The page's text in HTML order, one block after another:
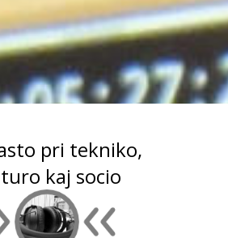
pri tekniko,
kaj socio